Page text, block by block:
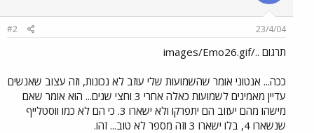
23/4/04
#2
תרגום ../images/Emo26.gif
ככה... אנטוני אומר שהשמועות שלי עוזב לא נכונות, וזה עצוב שאנשים
עדיין מאמינים לשמועות כאלה אחרי 3 וחצי שנים... הוא אומר שאם
מישהו מהם יעזוב הם יתפרקו ולא ישארו 3. כי הם לא כמו ווסטלייף
שנשארו 4, בלו ישארו 3 וזה מספר לא טוב... זהו.